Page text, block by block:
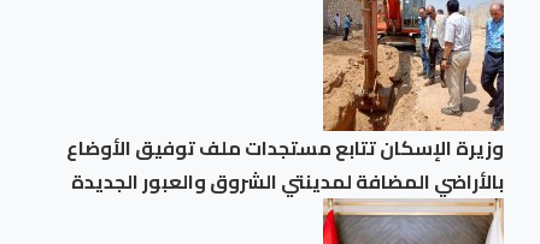
وزيرة الإسكان تتابع مستجدات ملف توفيق الأوضاع
بالأراضي المضافة لمدينتي الشروق والعبور الجديدة